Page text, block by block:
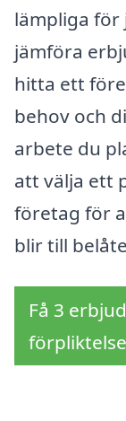
lämpliga
jämföra
hitta ett
behov och
arbete du
att välja ett
företag för
blir till
Få 3